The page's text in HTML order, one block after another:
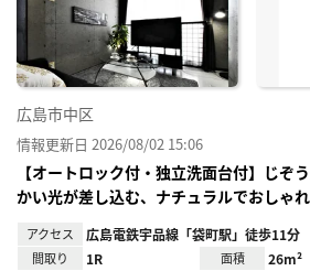
広島市中区
情報更新日 2026/08/02 15:06
【オートロック付・独立洗面台付】じぞ
かい光が差し込む、ナチュラルでおしゃ
アクセス 広島電鉄宇品線「袋町駅」徒歩11分
間取り 1R 面積 26m²